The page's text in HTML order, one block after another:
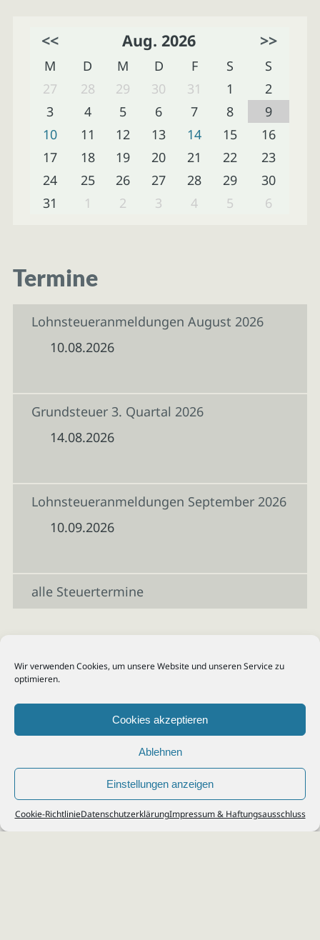
Wir verwenden Cookies, um unsere Website und unseren Service zu
optimieren.
Cookies akzeptieren
Ablehnen
Einstellungen anzeigen
Cookie-RichtlinieDatenschutzerklärungImpressum & Haftungsausschluss
<< Aug. 2026 >>
M D M D F S
S
27
28 29 30 31 1
2
3
4 5 6 7 8
9
10
11 12 13 14 15
16
17
18 19 20 21 22
23
24
25 26 27 28 29
30
31
1 2 3 4 5 6
Termine
Lohnsteueranmeldungen August 2026
10.08.2026
Grundsteuer 3. Quartal 2026
14.08.2026
Lohnsteueranmeldungen September 2026
10.09.2026
alle Steuertermine
© 2026Steuerberater Kempf, Köln - Steuerberatung Poll, Porz, Deutz, Mülheim,